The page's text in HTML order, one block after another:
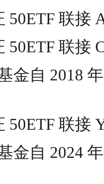
50ETF 联接
50ETF 联接
50ETF 联接